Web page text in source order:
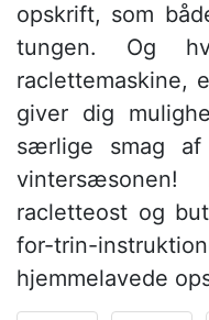
opskrift, som
tungen. Og
raclettemaskine,
giver dig
særlige smag
racletteost og
for-trin-
hjemmelavede